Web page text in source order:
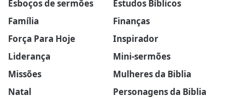
Esboços de sermões
Estudos Bíblicos
Família
Finanças
Força Para Hoje
Inspirador
Liderança
Mini-sermões
Missões
Mulheres da Biblia
Natal
Personagens da Biblia